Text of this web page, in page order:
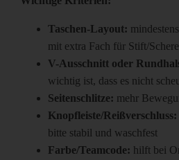
Taschen-Layout:
mit extra Fach für Stift/Schere
V-Ausschnitt oder
wichtig ist, dass es nicht
Seitenschlitze: mehr
Knopfleiste/Reißverschluss:
bitte stabil und waschfest
Farbe/Teamcode: hilft bei